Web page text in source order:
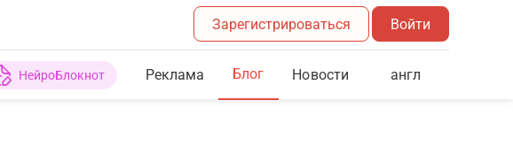
Зарегистрироваться Войти
НейроБлокнот Реклама Блог Новости англ